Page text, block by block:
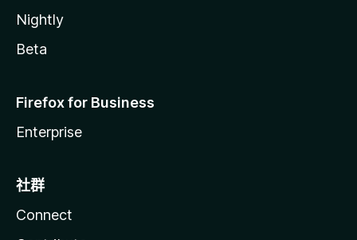
Nightly
Beta
Firefox for Business
Enterprise
社群
Connect